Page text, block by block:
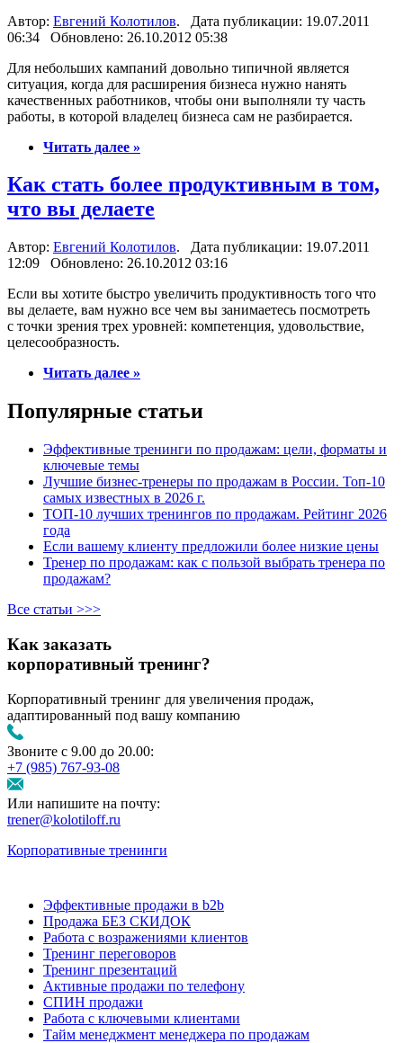
Автор: Евгений Колотилов. Дата публикации: 19.07.2011
06:34 Обновлено: 26.10.2012 05:38
Для небольших кампаний довольно типичной является
ситуация, когда для расширения бизнеса нужно нанять
качественных работников, чтобы они выполняли ту часть
работы, в которой владелец бизнеса сам не разбирается.
Читать далее »
Как стать более продуктивным в том,
что вы делаете
Автор: Евгений Колотилов. Дата публикации: 19.07.2011
12:09 Обновлено: 26.10.2012 03:16
Если вы хотите быстро увеличить продуктивность того что
вы делаете, вам нужно все чем вы занимаетесь посмотреть
с точки зрения трех уровней: компетенция, удовольствие,
целесообразность.
Читать далее »
Популярные статьи
Эффективные тренинги по продажам: цели, форматы и
ключевые темы
Лучшие бизнес-тренеры по продажам в России. Топ-10
самых известных в 2026 г.
ТОП-10 лучших тренингов по продажам. Рейтинг 2026
года
Если вашему клиенту предложили более низкие цены
Тренер по продажам: как с пользой выбрать тренера по
продажам?
Все статьи >>>
Как заказать
корпоративный тренинг?
Корпоративный тренинг для увеличения продаж,
адаптированный под вашу компанию
Звоните с 9.00 до 20.00:
+7 (985) 767‑93‑08
Или напишите на почту:
trener@kolotiloff.ru
Корпоративные тренинги
Эффективные продажи в b2b
Продажа БЕЗ СКИДОК
Работа с возражениями клиентов
Тренинг переговоров
Тренинг презентаций
Активные продажи по телефону
СПИН продажи
Работа с ключевыми клиентами
Тайм менеджмент менеджера по продажам